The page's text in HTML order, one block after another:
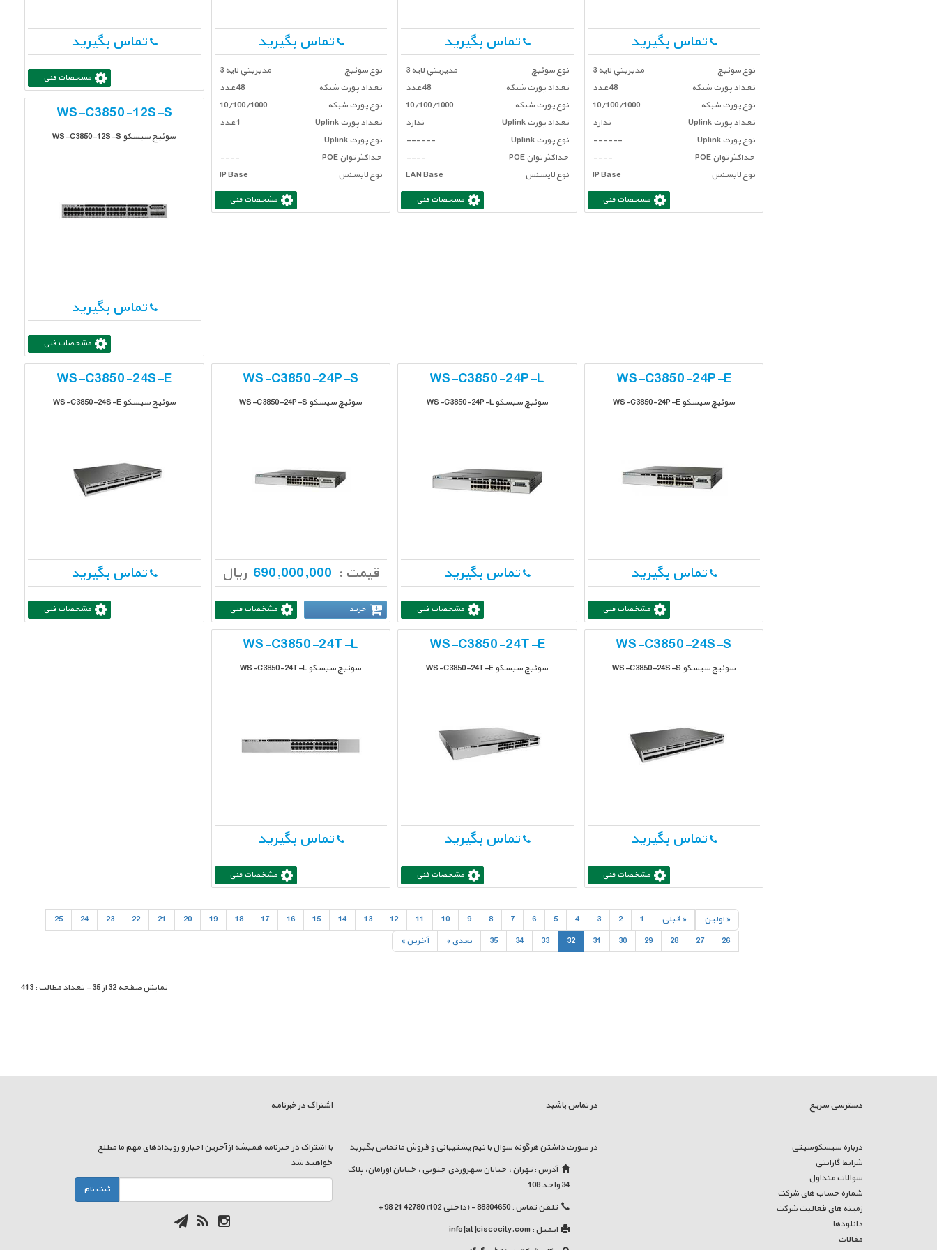
تماس بگیرید
نوع سوئیچ
مديريتي لايه 3
تعداد پورت شبكه
48 عدد
نوع پورت شبکه
10/100/1000
تعداد پورت Uplink
ندارد
نوع پورت Uplink
------
حداکثر توان POE
----
نوع لایسنس
IP Base
مشخصات فنی
تماس بگیرید
نوع سوئیچ
مديريتي لايه 3
تعداد پورت شبكه
48 عدد
نوع پورت شبکه
10/100/1000
تعداد پورت Uplink
ندارد
نوع پورت Uplink
------
حداکثر توان POE
----
نوع لایسنس
LAN Base
مشخصات فنی
تماس بگیرید
نوع سوئیچ
مديريتي لايه 3
تعداد پورت شبكه
48 عدد
نوع پورت شبکه
10/100/1000
تعداد پورت Uplink
1 عدد
نوع پورت Uplink
حداکثر توان POE
----
نوع لایسنس
IP Base
مشخصات فنی
تماس بگیرید
مشخصات فنی
WS-C3850-12S-S
سوئیچ سیسکو WS-C3850-12S-S
تماس بگیرید
مشخصات فنی
WS-C3850-24P-E
سوئیچ سیسکو WS-C3850-24P-E
تماس بگیرید
مشخصات فنی
WS-C3850-24P-L
سوئیچ سیسکو WS-C3850-24P-L
تماس بگیرید
مشخصات فنی
WS-C3850-24P-S
سوئیچ سیسکو WS-C3850-24P-S
قیمت : ریال
خرید مشخصات فنی
WS-C3850-24S-E
سوئیچ سیسکو WS-C3850-24S-E
تماس بگیرید
مشخصات فنی
WS-C3850-24S-S
سوئیچ سیسکو WS-C3850-24S-S
تماس بگیرید
مشخصات فنی
WS-C3850-24T-E
سوئیچ سیسکو WS-C3850-24T-E
تماس بگیرید
مشخصات فنی
WS-C3850-24T-L
سوئیچ سیسکو WS-C3850-24T-L
تماس بگیرید
مشخصات فنی
« اولين « قبلی 1
2
3
4
5
6
7
8
9
10
11
12
13
14
15
16
17
18
19
20
21
22
23
24
25
26
27
28
29
30
31
32
33
34
35 بعدی » آخرين »
نمایش صفحه 32 از 35 - تعداد مطالب : 413
دسترسی سریع
درباره سیسکوسیتی
شرایط گارانتی
سوالات متداول
شماره حساب های شرکت
زمینه های فعالیت شرکت
دانلودها
مقالات
در تماس باشید
در صورت داشتن هرگونه سوال با تیم پشتیبانی و فروش ما تماس بگیرید
آدرس : تهران ، خیابان سهروردی جنوبی ، خیابان اورامان، پلاک
34 واحد 108
تلفن تماس : 88304650 - (داخلی 102) 42780 21 98 +
ایمیل : info[at]ciscocity.com
اشتراک در خبرنامه
با اشتراک در خبرنامه همیشه از آخرین اخبار و رویدادهای مهم ما مطلع
خواهید شد